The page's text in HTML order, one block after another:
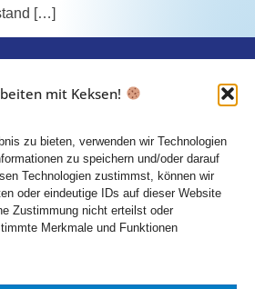
mit Keksen!
zu bieten, verwenden wir Technologien
zu speichern und/oder darauf
Technologien zustimmst, können wir
oder eindeutige IDs auf dieser Website
Zustimmung nicht erteilst oder
Merkmale und Funktionen
[…]
GmbH